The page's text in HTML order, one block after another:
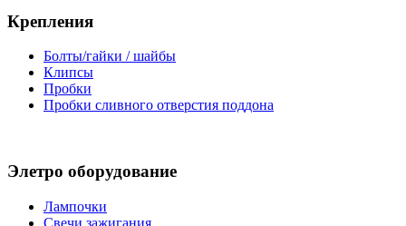
Крепления
Болты/гайки / шайбы
Клипсы
Пробки
Пробки сливного отверстия поддона
Элетро оборудование
Лампочки
Свечи зажигания